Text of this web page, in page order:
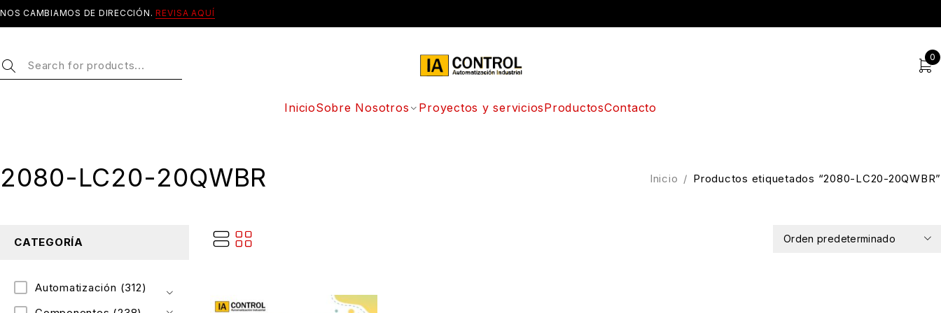
NOS CAMBIAMOS DE DIRECCIÓN. REVISA AQUÍ
0
InicioSobre Nosotros Proyectos y serviciosProductosContacto
2080-LC20-20QWBR Inicio / Productos etiquetados “2080-LC20-20QWBR”
CATEGORÍA
Automatización (312)
Orden predeterminado